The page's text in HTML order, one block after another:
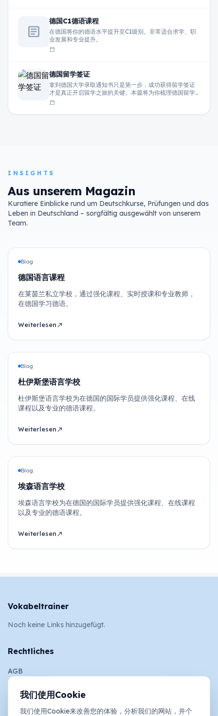
article
德国C1德语课程
在德国将你的德语水平提升至C1级别。非常适合求学、职
业发展和专业提升。
calendar_today
德国留学签证
拿到德国大学录取通知书只是第一步，成功获得留学签证
才是真正开启留学之旅的关键。本篇将为你梳理德国留学
签证的核心流程、材料清单以及常见问题，帮助你高效完
calendar_today
INSIGHTS
Aus unserem Magazin
Kuratiere Einblicke rund um Deutschkurse, Prüfungen und das
Leben in Deutschland – sorgfältig ausgewählt von unserem
Team.
Blog
德国语言课程
在莱茵兰私立学校，通过强化课程、实时授课和专业教师，
在德国学习德语。
Weiterlesennorth_east
Blog
杜伊斯堡语言学校
杜伊斯堡语言学校为在德国的国际学员提供强化课程、在线
课程以及专业的德语课程。
Weiterlesennorth_east
Blog
埃森语言学校
埃森语言学校为在德国的国际学员提供强化课程、在线课程
以及专业的德语课程。
Weiterlesennorth_east
Vokabeltrainer
Noch keine Links hinzugefügt.
Rechtliches
AGB
Datenschutz und Cookies
我们使用Cookie
我们使用Cookie来改善您的体验，分析我们的网站，并个